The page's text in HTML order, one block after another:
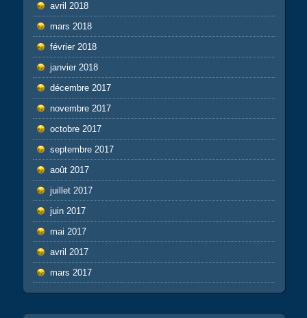
avril 2018
mars 2018
février 2018
janvier 2018
décembre 2017
novembre 2017
octobre 2017
septembre 2017
août 2017
juillet 2017
juin 2017
mai 2017
avril 2017
mars 2017